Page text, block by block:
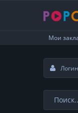
Мои
Логин